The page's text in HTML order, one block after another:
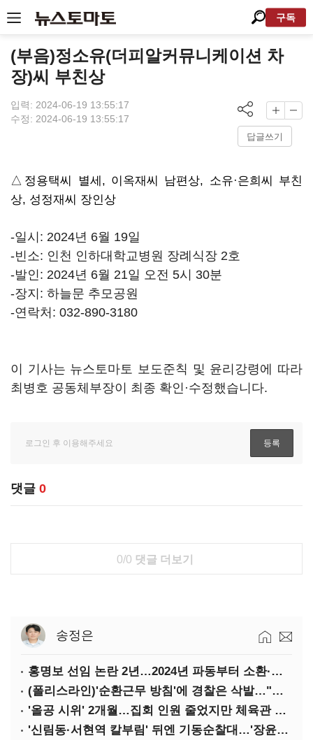
구독
(부음)정소유(더피알커뮤니케이션 차
장)씨 부친상
입력: 2024-06-19 13:55:17
수정: 2024-06-19 13:55:17
답글쓰기
△정용택씨 별세, 이옥재씨 남편상, 소유·은희씨 부친
상, 성정재씨 장인상
-일시: 2024년 6월 19일
-빈소: 인천 인하대학교병원 장례식장 2호
-발인: 2024년 6월 21일 오전 5시 30분
-장지: 하늘문 추모공원
-연락처: 032-890-3180
이 기사는 뉴스토마토 보도준칙 및 윤리강령에 따라
최병호 공동체부장이 최종 확인·수정했습니다.
댓글 0
0/0 댓글 더보기
송정은
홍명보 선임 논란 2년…2024년 파동부터 소환·압색까지
(폴리스라인)'순환근무 방침'에 경찰은 삭발…"베테랑·수사력 보강 먼저"
'올공 시위' 2개월…집회 인원 줄었지만 체육관 봉쇄 계속
'신림동·서현역 칼부림' 뒤엔 기동순찰대…'장윤기 은폐·조작' 후엔 내부비리수사대